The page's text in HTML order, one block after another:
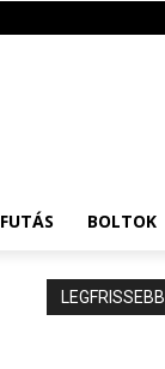
FUTÁS BOLTOK
LEGFRISSEBB